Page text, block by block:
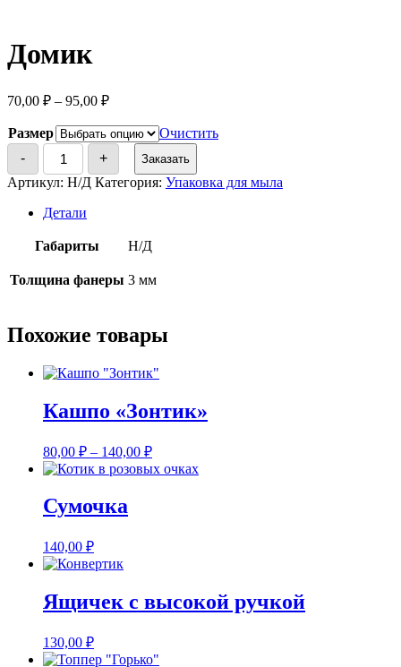
Домик
70,00 ₽ – 95,00 ₽
Размер
Очистить
-
Количество
товара
Домик
+ Заказать
Артикул: Н/Д Категория: Упаковка для мыла
Детали
Габариты Н/Д
Толщина фанеры 3 мм
Похожие товары
Кашпо «Зонтик»
80,00 ₽ – 140,00 ₽
Сумочка
140,00 ₽
Ящичек с высокой ручкой
130,00 ₽